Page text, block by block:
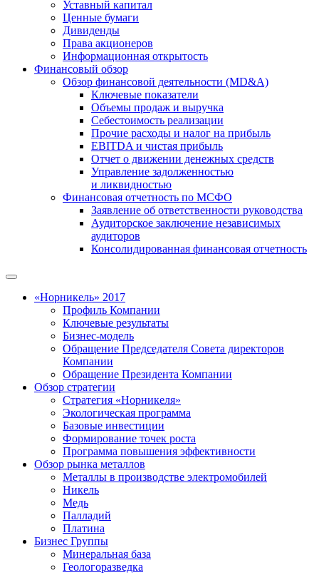
Уставный капитал
Ценные бумаги
Дивиденды
Права акционеров
Информационная открытость
Финансовый обзор
Обзор финансовой деятельности (MD&A)
Ключевые показатели
Объемы продаж и выручка
Себестоимость реализации
Прочие расходы и налог на прибыль
EBITDA и чистая прибыль
Отчет о движении денежных средств
Управление задолженностью
и ликвидностью
Финансовая отчетность по МСФО
Заявление об ответственности руководства
Аудиторское заключение независимых
аудиторов
Консолидированная финансовая отчетность
«Норникель» 2017
Профиль Компании
Ключевые результаты
Бизнес-модель
Обращение Председателя Совета директоров
Компании
Обращение Президента Компании
Обзор стратегии
Стратегия «Норникеля»
Экологическая программа
Базовые инвестиции
Формирование точек роста
Программа повышения эффективности
Обзор рынка металлов
Металлы в производстве электромобилей
Никель
Медь
Палладий
Платина
Бизнес Группы
Минеральная база
Геологоразведка